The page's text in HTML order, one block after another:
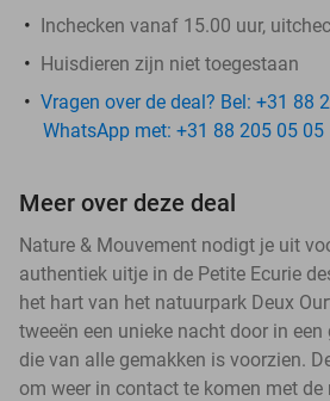
Inchecken vanaf 15.00 uur,
Huisdieren zijn niet toegestaan
Vragen over de deal? Bel: +31 88
WhatsApp met: +31 88 205 05 05
Meer over deze deal
Nature & Mouvement nodigt je uit
authentiek uitje in de Petite Ecurie
het hart van het natuurpark Deux
tweeën een unieke nacht door in
die van alle gemakken is voorzien.
om weer in contact te komen met de